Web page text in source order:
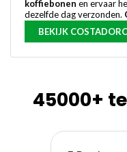
koffiebonen en ervaar
dezelfde dag verzonden.
BEKIJK
45000+